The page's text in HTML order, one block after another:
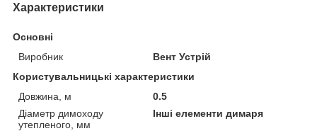
Характеристики
Основні
Виробник
Вент Устрій
Користувальницькі характеристики
Довжина, м
0.5
Діаметр димоходу
утепленого, мм
Інші елементи димаря